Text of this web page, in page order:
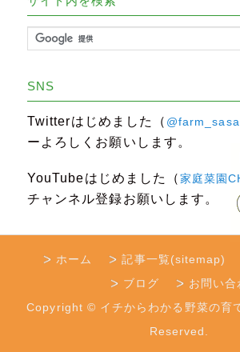
SNS
Twitterはじめました（
ーよろしくお願いします。
YouTubeはじめました（家庭菜園
チャンネル登録お願いします。
ホーム 記事一覧(sitemap)
ブログ
お問い合
Copyright © イチからわかる野菜の
Reserved.